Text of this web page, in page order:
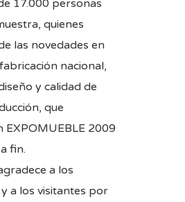
17.000 personas
quienes
las novedades en
nacional,
y calidad de
que
EXPOMUEBLE 2009
fin.
a los
a los visitantes por